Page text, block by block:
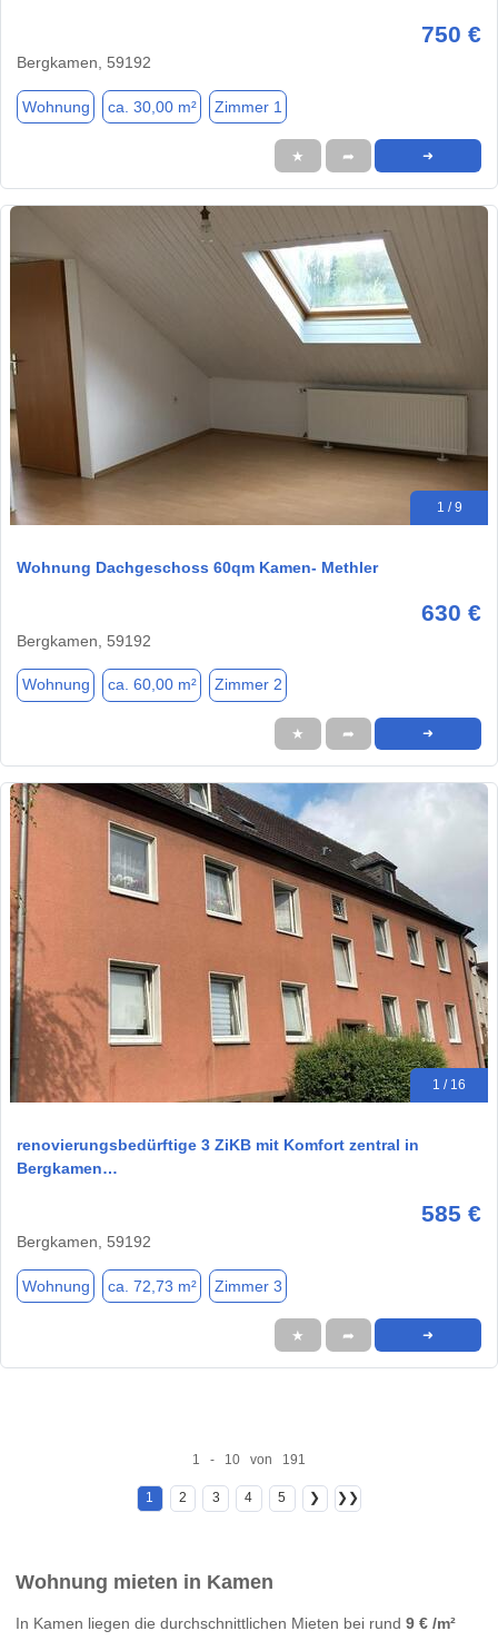
750 €
Bergkamen, 59192
Wohnung ca. 30,00 m² Zimmer 1
★ ➦ ➜
1 / 9
Wohnung Dachgeschoss 60qm Kamen- Methler
630 €
Bergkamen, 59192
Wohnung ca. 60,00 m² Zimmer 2
★ ➦ ➜
1 / 16
renovierungsbedürftige 3 ZiKB mit Komfort zentral in
Bergkamen…
585 €
Bergkamen, 59192
Wohnung ca. 72,73 m² Zimmer 3
★ ➦ ➜
1 - 10 von 191
1 2 3 4 5 ❯ ❯❯
Wohnung mieten in Kamen
In Kamen liegen die durchschnittlichen Mieten bei rund 9 € /m²